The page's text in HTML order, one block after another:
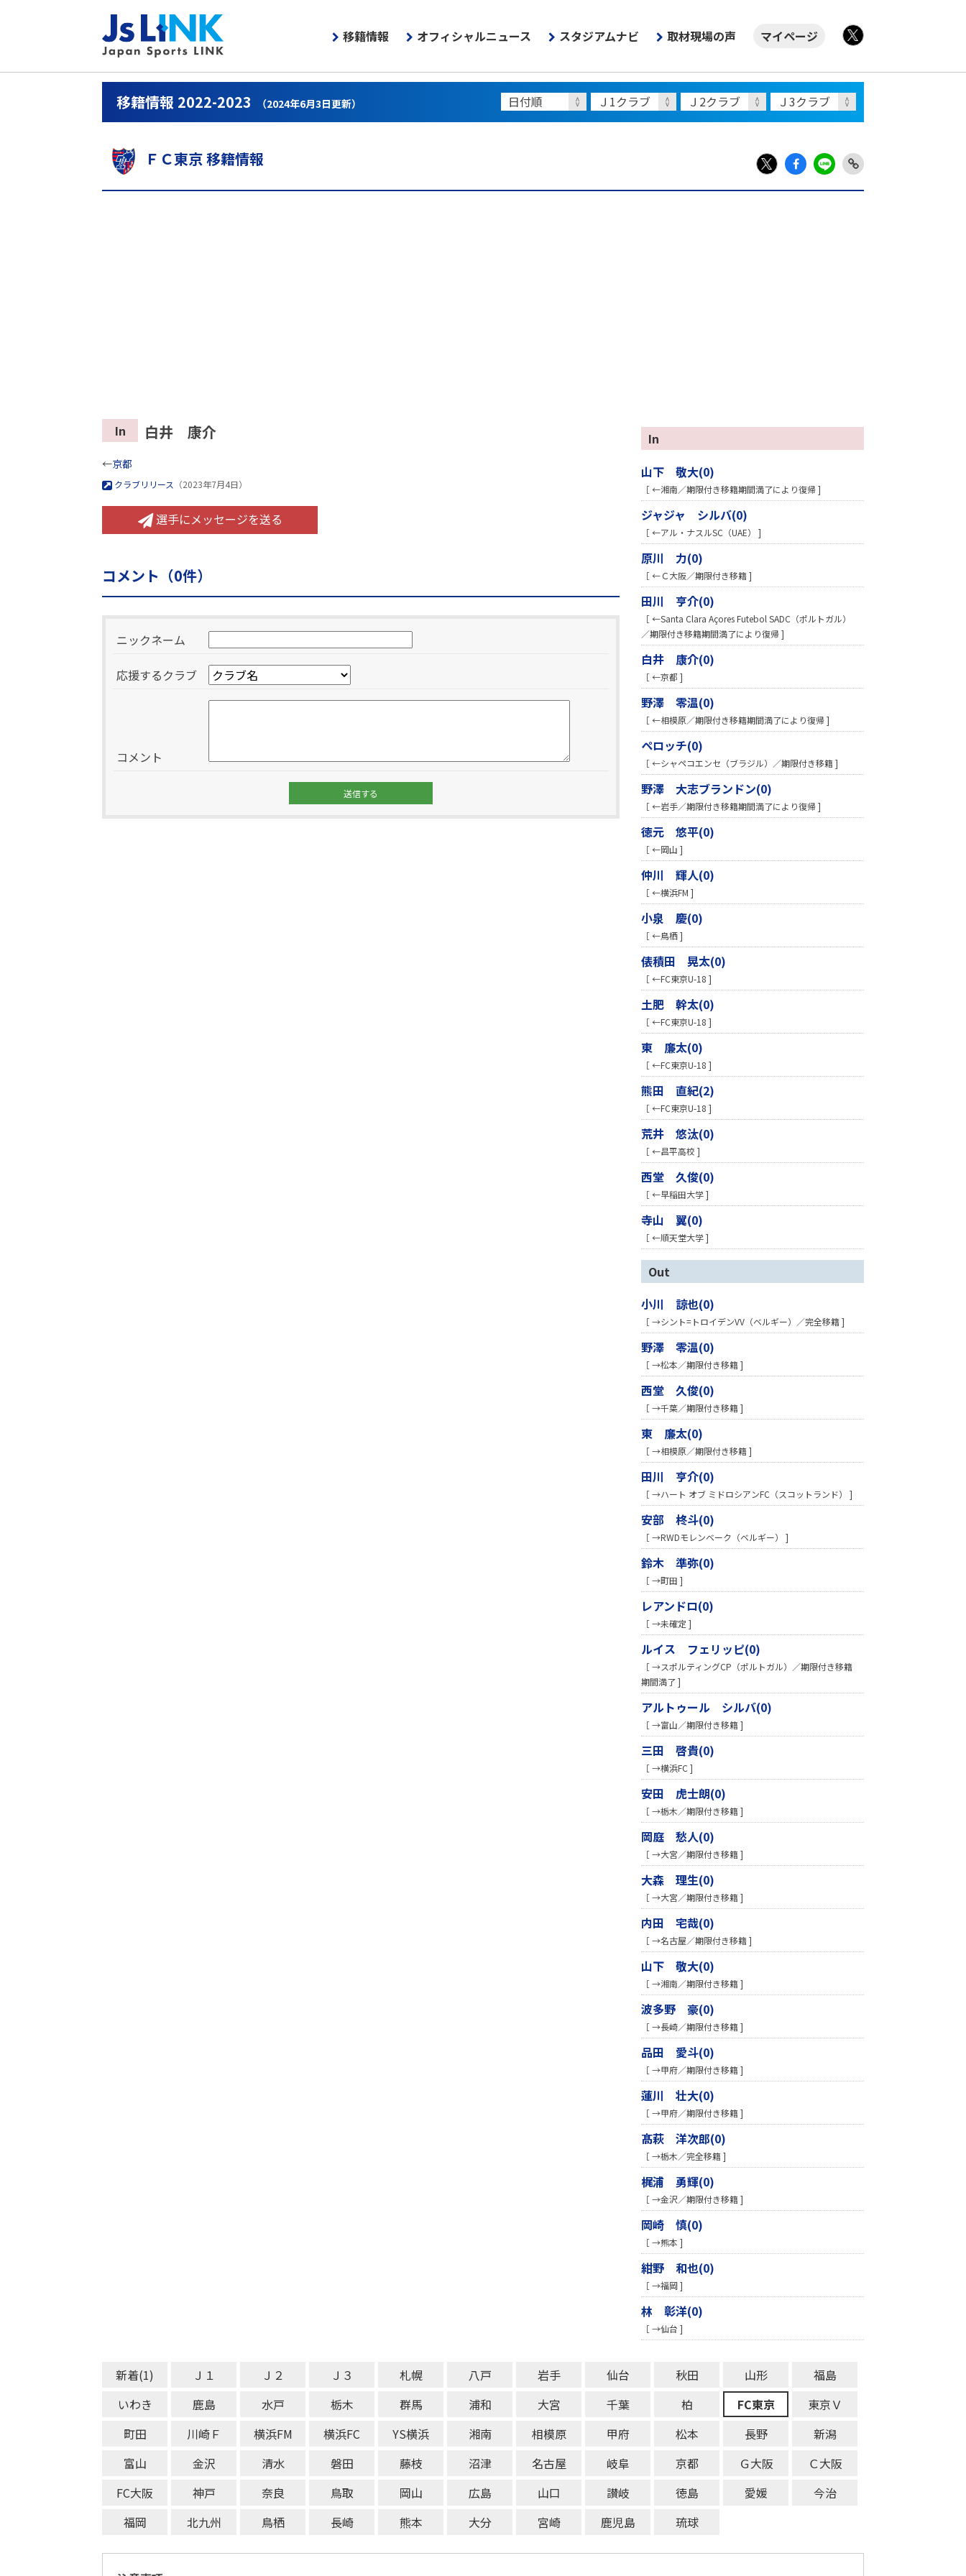
移籍情報 オフィシャルニュース スタジアムナビ 取材現場の声
マイページ
移籍情報 2022-2023 （2024年6月3日更新）
ＦＣ東京 移籍情報
X
Fac LIN Link
In 白井 康介
←京都
クラブリリース （2023年7月4日）
選手にメッセージを送る
コメント（0件）
ニックネーム
応援するクラブ
コメント
In
山下 敬大(0)
［ ←湘南／期限付き移籍期間満了により復帰 ]
ジャジャ シルバ(0)
［ ←アル・ナスルSC（UAE） ]
原川 力(0)
［ ←Ｃ大阪／期限付き移籍 ]
田川 亨介(0)
［ ←Santa Clara Açores Futebol SADC（ポルトガル）
／期限付き移籍期間満了により復帰 ]
白井 康介(0)
［ ←京都 ]
野澤 零温(0)
［ ←相模原／期限付き移籍期間満了により復帰 ]
ペロッチ(0)
［ ←シャペコエンセ（ブラジル）／期限付き移籍 ]
野澤 大志ブランドン(0)
［ ←岩手／期限付き移籍期間満了により復帰 ]
徳元 悠平(0)
［ ←岡山 ]
仲川 輝人(0)
［ ←横浜FM ]
小泉 慶(0)
［ ←鳥栖 ]
俵積田 晃太(0)
［ ←FC東京U-18 ]
土肥 幹太(0)
［ ←FC東京U-18 ]
東 廉太(0)
［ ←FC東京U-18 ]
熊田 直紀(2)
［ ←FC東京U-18 ]
荒井 悠汰(0)
［ ←昌平高校 ]
西堂 久俊(0)
［ ←早稲田大学 ]
寺山 翼(0)
［ ←順天堂大学 ]
Out
小川 諒也(0)
［ →シント=トロイデンVV（ベルギー）／完全移籍 ]
野澤 零温(0)
［ →松本／期限付き移籍 ]
西堂 久俊(0)
［ →千葉／期限付き移籍 ]
東 廉太(0)
［ →相模原／期限付き移籍 ]
田川 亨介(0)
［ →ハート オブ ミドロシアンFC（スコットランド） ]
安部 柊斗(0)
［ →RWDモレンベーク（ベルギー） ]
鈴木 準弥(0)
［ →町田 ]
レアンドロ(0)
［ →未確定 ]
ルイス フェリッピ(0)
［ →スポルティングCP（ポルトガル）／期限付き移籍
期間満了 ]
アルトゥール シルバ(0)
［ →富山／期限付き移籍 ]
三田 啓貴(0)
［ →横浜FC ]
安田 虎士朗(0)
［ →栃木／期限付き移籍 ]
岡庭 愁人(0)
［ →大宮／期限付き移籍 ]
大森 理生(0)
［ →大宮／期限付き移籍 ]
内田 宅哉(0)
［ →名古屋／期限付き移籍 ]
山下 敬大(0)
［ →湘南／期限付き移籍 ]
波多野 豪(0)
［ →長崎／期限付き移籍 ]
品田 愛斗(0)
［ →甲府／期限付き移籍 ]
蓮川 壮大(0)
［ →甲府／期限付き移籍 ]
髙萩 洋次郎(0)
［ →栃木／完全移籍 ]
梶浦 勇輝(0)
［ →金沢／期限付き移籍 ]
岡崎 慎(0)
［ →熊本 ]
紺野 和也(0)
［ →福岡 ]
林 彰洋(0)
［ →仙台 ]
新着(1) Ｊ１ Ｊ２ Ｊ３ 札幌 八戸 岩手 仙台 秋田 山形
福島
いわき
鹿島 水戸 栃木 群馬 浦和 大宮 千葉 柏 FC東京
東京Ｖ
町田
川崎Ｆ 横浜FM 横浜FC YS横浜 湘南 相模原 甲府 松本 長野
新潟
富山
金沢 清水 磐田 藤枝 沼津 名古屋 岐阜 京都 Ｇ大阪
Ｃ大阪
FC大阪
神戸 奈良 鳥取 岡山 広島 山口 讃岐 徳島 愛媛
今治
福岡
北九州 鳥栖 長崎 熊本 大分 宮崎 鹿児島 琉球